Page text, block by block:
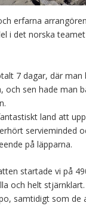
erfarna
i det norska
7 dagar, där man
och sen hade man
land att
servieminded
på läpparna.
startade vi på
och helt stjärnklart.
samtidigt som de